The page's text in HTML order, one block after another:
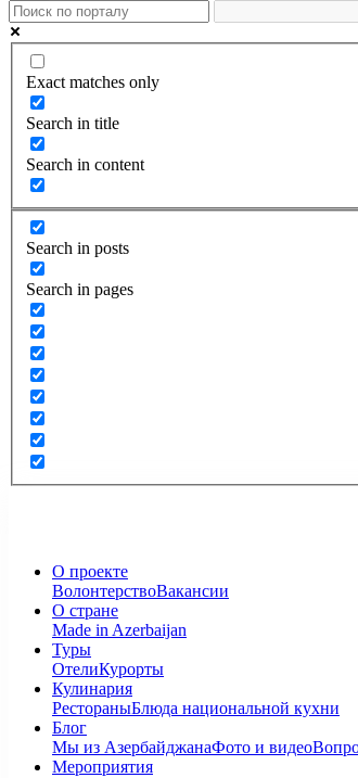
Exact matches only
Search in title
Search in content
Search in posts
Search in pages
О проекте
ВолонтерствоВакансии
О стране
Made in Azerbaijan
Туры
ОтелиКурорты
Кулинария
РестораныБлюда национальной кухни
Блог
Мы из АзербайджанаФото и видео
Мероприятия